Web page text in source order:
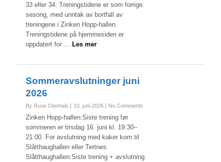
33 eller 34: Treningstidene er som forrige
sesong, med unntak av bortfall av
treningene i Zinken Hopp-hallen.
Treningstidene på hjemmesiden er
oppdatert for …Les mer
Sommeravslutninger juni
2026
By Rune Oterhals 10. juni 2026 No Comments
Zinken Hopp-hallen:Siste trening før
sommeren er tirsdag 16. juni kl. 19:30–
21:00. For avslutning med kaker kom til
Slåtthaughallen eller Tertnes.
Slåtthaughallen:Siste trening + avslutning